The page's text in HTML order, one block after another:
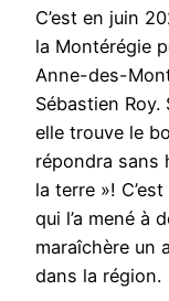
C’est en juin
la Montérégie
Anne-des-
Sébastien
elle trouve le
répondra sans
la terre »!
qui l’a mené à
maraîchère un
dans la région.